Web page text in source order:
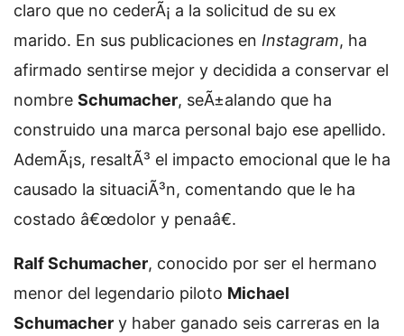
claro que no cederÃ¡ a la solicitud de su ex
marido. En sus publicaciones en Instagram, ha
afirmado sentirse mejor y decidida a conservar el
nombre Schumacher, seÃ±alando que ha
construido una marca personal bajo ese apellido.
AdemÃ¡s, resaltÃ³ el impacto emocional que le ha
causado la situaciÃ³n, comentando que le ha
costado â€œdolor y penaâ€.
Ralf Schumacher, conocido por ser el hermano
menor del legendario piloto Michael
Schumacher y haber ganado seis carreras en la